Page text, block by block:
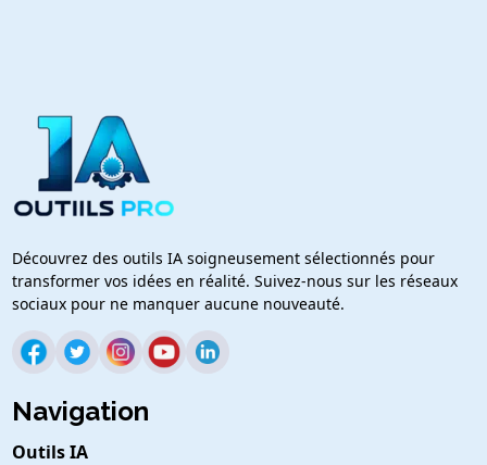
Découvrez des outils IA soigneusement sélectionnés pour
transformer vos idées en réalité. Suivez-nous sur les réseaux
sociaux pour ne manquer aucune nouveauté.
Navigation
Outils IA